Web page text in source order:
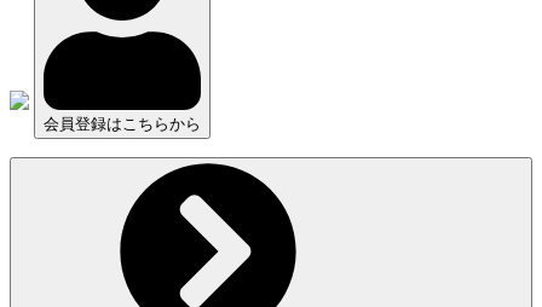
会員登録はこちらから